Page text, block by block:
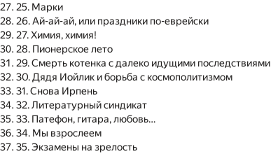
25. Марки
26. Ай-ай-ай, или праздники по-еврейски
27. Химия, химия!
28. Пионерское лето
29. Смерть котенка с далеко идущими последствиями
30. Дядя Иойлик и борьба с космополитизмом
31. Снова Ирпень
32. Литературный синдикат
33. Патефон, гитара, любовь…
34. Мы взрослеем
35. Экзамены на зрелость